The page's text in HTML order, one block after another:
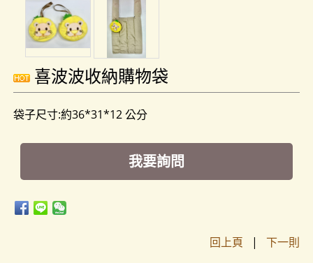
喜波波收納購物袋
袋子尺寸:約36*31*12 公分
我要詢問
回上頁 |下一則